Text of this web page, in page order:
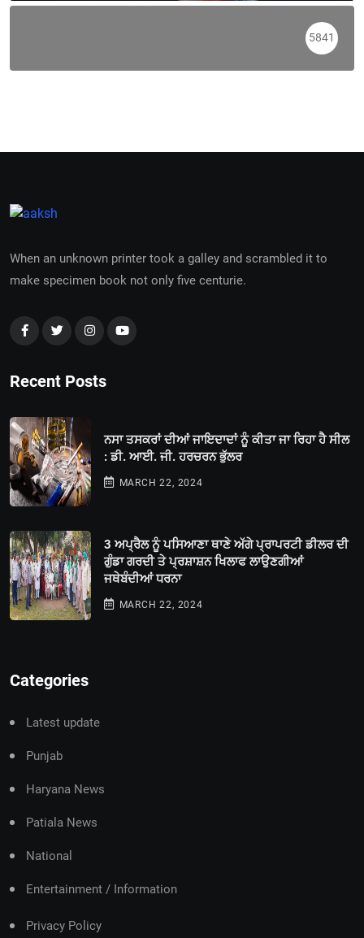
5841
When an unknown printer took a galley and scrambled it to
make specimen book not only five centurie.
Recent Posts
ਨਸਾ ਤਸਕਰਾਂ ਦੀਆਂ ਜਾਇਦਾਦਾਂ ਨੂੰ ਕੀਤਾ ਜਾ ਰਿਹਾ ਹੈ ਸੀਲ
: ਡੀ. ਆਈ. ਜੀ. ਹਰਚਰਨ ਭੁੱਲਰ
MARCH 22, 2024
3 ਅਪ੍ਰੈਲ ਨੂੰ ਪਸਿਆਣਾ ਥਾਣੇ ਅੱਗੇ ਪ੍ਰਾਪਰਟੀ ਡੀਲਰ ਦੀ
ਗੁੰਡਾ ਗਰਦੀ ਤੇ ਪ੍ਰਸ਼ਾਸ਼ਨ ਖਿਲਾਫ ਲਾਉਣਗੀਆਂ
ਜਥੇਬੰਦੀਆਂ ਧਰਨਾ
MARCH 22, 2024
Categories
Latest update
Punjab
Haryana News
Patiala News
National
Entertainment / Information
Privacy Policy